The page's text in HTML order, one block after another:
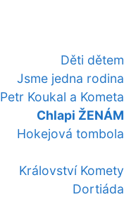
Děti dětem
Jsme jedna rodina
Petr Koukal a Kometa
Chlapi ŽENÁM
Hokejová tombola
Království Komety
Dortiáda